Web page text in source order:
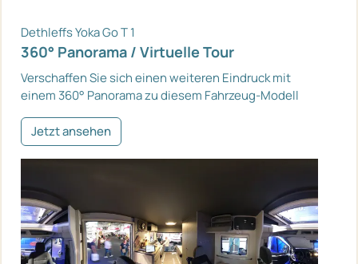
Dethleffs Yoka Go T 1
360° Panorama / Virtuelle Tour
Verschaffen Sie sich einen weiteren Eindruck mit
einem 360° Panorama zu diesem Fahrzeug-Modell
Jetzt ansehen